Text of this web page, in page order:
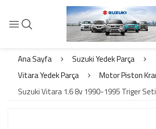
Ana Sayfa
Suzuki Yedek Parça
Vitara Yedek Parça
Motor Piston
Suzuki Vitara 1.6 8v 1990-1995 Triger Seti